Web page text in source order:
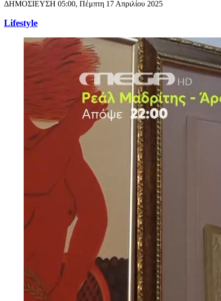
ΔΗΜΟΣΙΕΥΣΗ 05:00, Πέμπτη 17 Απριλίου 2025
Lifestyle